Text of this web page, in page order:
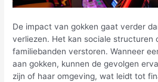
De impact van gokken gaat verder
verliezen. Het kan sociale structuren
familiebanden verstoren. Wanneer
aan gokken, kunnen de gevolgen
zijn of haar omgeving, wat leidt tot